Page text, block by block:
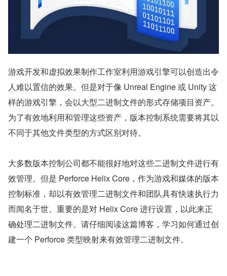
游戏开发和虚拟效果制作工作室利用游戏引擎可以创造出令
人难以置信的效果。但是对于像 Unreal Engine 或 Unity 这
样的游戏引擎，会以大型二进制文件的形式存储项目资产。
为了有效地利用和管理这些资产，版本控制系统需要将其以
不同于其他文件类型的方式区别对待。
大多数版本控制公司都不能很好地对这些二进制文件进行有
效管理。但是 Perforce Helix Core，作为游戏和媒体的版本
控制标准，却以有效管理二进制文件和团队具有快速执行力
而闻名于世。重要的是对 Helix Core 进行设置，以此来正
确处理二进制文件。请仔细阅读这篇博客，学习如何通过创
建一个 Perforce 类型映射来有效管理二进制文件。